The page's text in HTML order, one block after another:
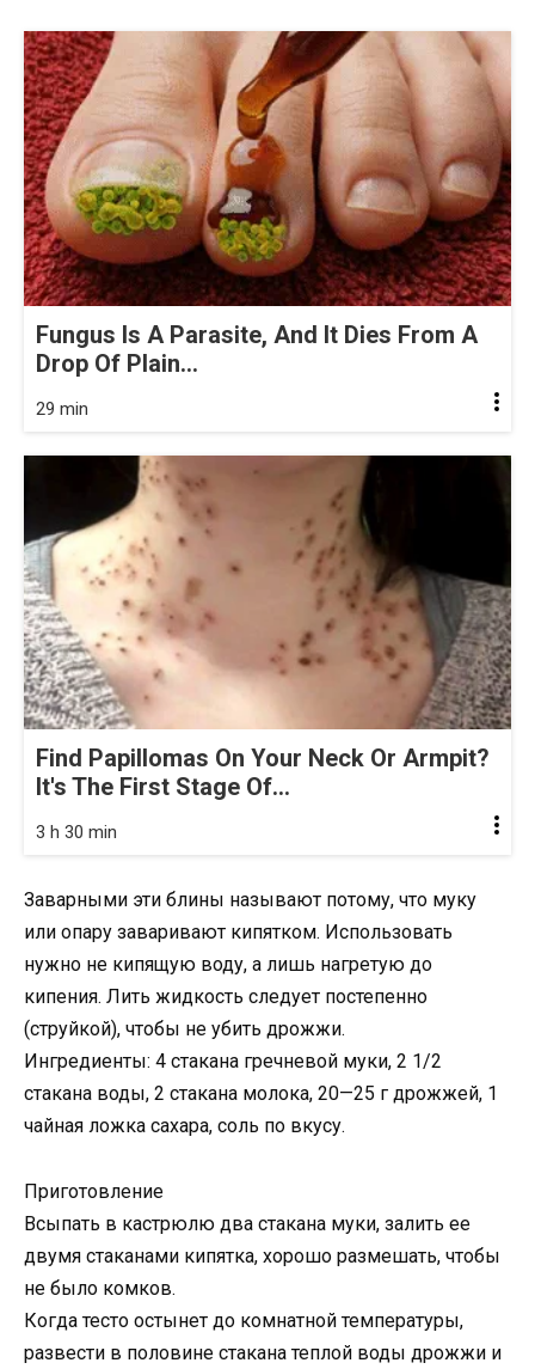
Fungus Is A Parasite, And It Dies From A
Drop Of Plain...
29 min
Find Papillomas On Your Neck Or Armpit?
It's The First Stage Of...
3 h 30 min
Заварными эти блины называют потому, что муку
или опару заваривают кипятком. Использовать
нужно не кипящую воду, а лишь нагретую до
кипения. Лить жидкость следует постепенно
(струйкой), чтобы не убить дрожжи.
Ингредиенты: 4 стакана гречневой муки, 2 1/2
стакана воды, 2 стакана молока, 20—25 г дрожжей, 1
чайная ложка сахара, соль по вкусу.
Приготовление
Всыпать в кастрюлю два стакана муки, залить ее
двумя стаканами кипятка, хорошо размешать, чтобы
не было комков.
Когда тесто остынет до комнатной температуры,
развести в половине стакана теплой воды дрожжи и